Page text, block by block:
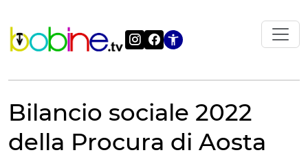
contenuto
Apri le
Bilancio sociale 2022
della Procura di Aosta